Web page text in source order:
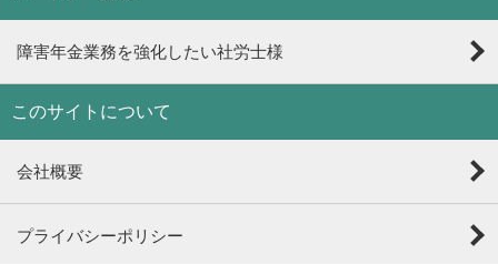
障害年金業務を強化したい社労士様
このサイトについて
会社概要
プライバシーポリシー